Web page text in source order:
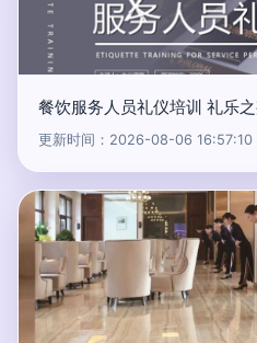
餐饮服务人员礼仪培训 礼乐
更新时间：2026-08-06 16:57:10